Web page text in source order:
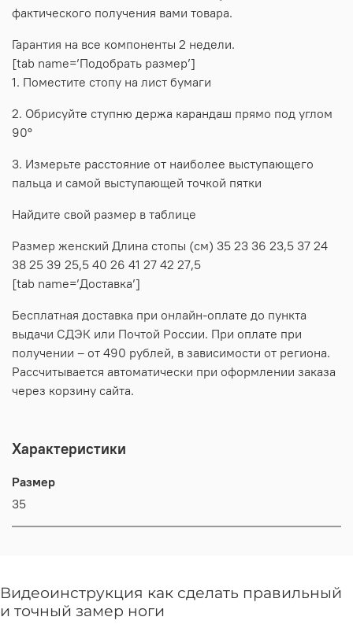
фактического получения вами товара.
Гарантия на все компоненты 2 недели.
[tab name=’Подобрать размер’]
1. Поместите стопу на лист бумаги
2. Обрисуйте ступню держа карандаш прямо под углом
90°
3. Измерьте расстояние от наиболее выступающего
пальца и самой выступающей точкой пятки
Найдите свой размер в таблице
Размер женский Длина стопы (см) 35 23 36 23,5 37 24
38 25 39 25,5 40 26 41 27 42 27,5
[tab name=’Доставка’]
Бесплатная доставка при онлайн-оплате до пункта
выдачи СДЭК или Почтой России. При оплате при
получении – от 490 рублей, в зависимости от региона.
Рассчитывается автоматически при оформлении заказа
через корзину сайта.
Характеристики
Размер
35
Видеоинструкция как сделать правильный
и точный замер ноги